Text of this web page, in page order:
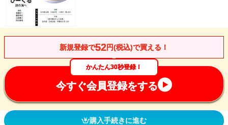
新規登録で52円(税込)で買える！
かんたん30秒登録！
今すぐ会員登録をする
購入手続きに進む